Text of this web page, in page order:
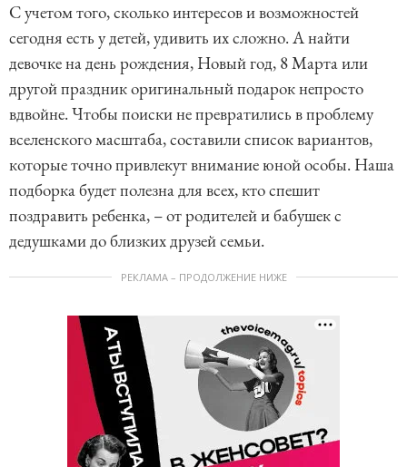
С учетом того, сколько интересов и возможностей
сегодня есть у детей, удивить их сложно. А найти
девочке на день рождения, Новый год, 8 Марта или
другой праздник оригинальный подарок непросто
вдвойне. Чтобы поиски не превратились в проблему
вселенского масштаба, составили список вариантов,
которые точно привлекут внимание юной особы. Наша
подборка будет полезна для всех, кто спешит
поздравить ребенка, – от родителей и бабушек с
дедушками до близких друзей семьи.
РЕКЛАМА – ПРОДОЛЖЕНИЕ НИЖЕ